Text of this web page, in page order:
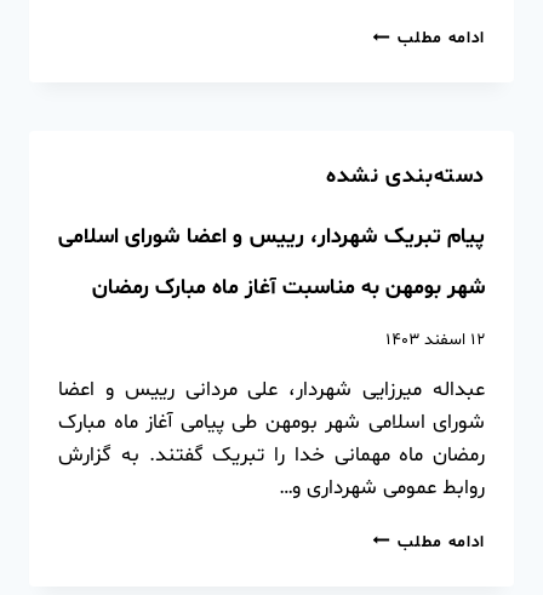
ادامه مطلب
دسته‌بندی نشده
پیام تبریک شهردار، رییس و اعضا شورای اسلامی
شهر بومهن به مناسبت آغاز ماه مبارک رمضان
۱۲ اسفند ۱۴۰۳
عبداله میرزایی شهردار، علی مردانی رییس و اعضا
شورای اسلامی شهر بومهن طی پیامی آغاز ماه مبارک
رمضان ماه مهمانی خدا را تبریک گفتند. به گزارش
روابط عمومی شهرداری و…
ادامه مطلب